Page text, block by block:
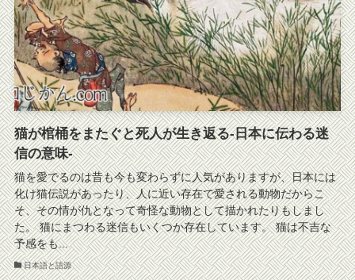
猫が棺桶をまたぐと死人が生き返る-日本に伝わる迷
信の意味-
猫を愛でるのは昔も今も変わらずに人気がありますが、日本には
化け猫伝説があったり、人に近い存在で愛される動物だからこ
そ、その情が仇となって奇怪な動物として描かれたりもしまし
た。 猫にまつわる迷信もいくつか存在しています。 猫は不吉な
予感をも...
日本語と語源